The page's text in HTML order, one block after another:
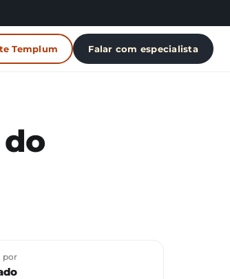
Templum Falar com especialista
por